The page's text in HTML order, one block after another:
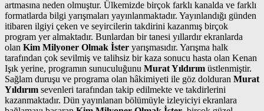
artmasına neden olmuştur. Ülkemizde birçok farklı kanalda ve farklı
formatlarda bilgi yarışmaları yayınlanmaktadır. Yayınlandığı günden
itibaren ilgiyi çeken ve seyircilerin takdirini kazanmış birçok
program yer almaktadır. Bunlardan bir tanesi yıllardır ekranlarda
olan Kim Milyoner Olmak İster yarışmasıdır. Yarışma halk
tarafından çok sevilmiş ve talihsiz bir kaza sonucu hasta olan Kenan
Işık yerine, programın sunuculuğunu Murat Yıldırım üstlenmiştir.
Sağlam duruşu ve programa olan hâkimiyeti ile göz dolduran Murat
Yıldırım sevenleri tarafından takip edilmekte ve takdirlerini
kazanmaktadır. Dün yayınlanan bölümüyle izleyiciyi ekranlara